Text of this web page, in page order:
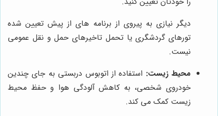
دیگر نیازی به پیروی از برنامه های از پیش تعیین شده
تورهای گردشگری یا تحمل تاخیرهای حمل و نقل عمومی
نیست.
محیط زیست: استفاده از اتوبوس دربستی به جای چندین
خودروی شخصی، به کاهش آلودگی هوا و حفظ محیط
زیست کمک می کند.